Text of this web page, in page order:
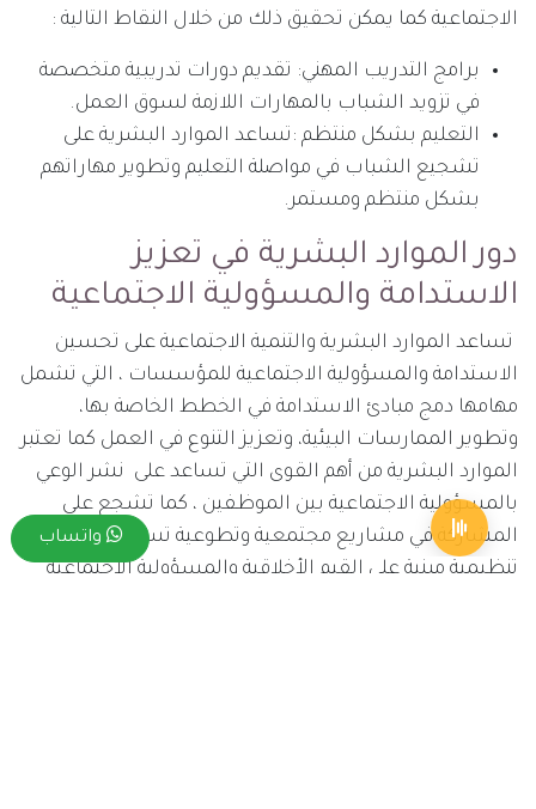
الاجتماعية كما يمكن تحقيق ذلك من خلال النقاط التالية :
برامج التدريب المهني: تقديم دورات تدريبية متخصصة
في تزويد الشباب بالمهارات اللازمة لسوق العمل.
التعليم بشكل منتظم :تساعد الموارد البشرية على
تشجيع الشباب في مواصلة التعليم وتطوير مهاراتهم
بشكل منتظم ومستمر.
دور الموارد البشرية في تعزيز
الاستدامة والمسؤولية الاجتماعية
تساعد الموارد البشرية والتنمية الاجتماعية على تحسين
الاستدامة والمسؤولية الاجتماعية للمؤسسات ، التي تشمل
مهامها دمج مبادئ الاستدامة في الخطط الخاصة بها،
وتطوير الممارسات البيئية، وتعزيز التنوع في العمل كما تعتبر
الموارد البشرية من أهم القوى التي تساعد على نشر الوعي
بالمسؤولية الاجتماعية بين الموظفين ، كما تشجع على
المشاركة في مشاريع مجتمعية وتطوعية تسعى لخلق ثقافة
تنظيمية مبنية على القيم الأخلاقية والمسؤولية الاجتماعية
واتساب